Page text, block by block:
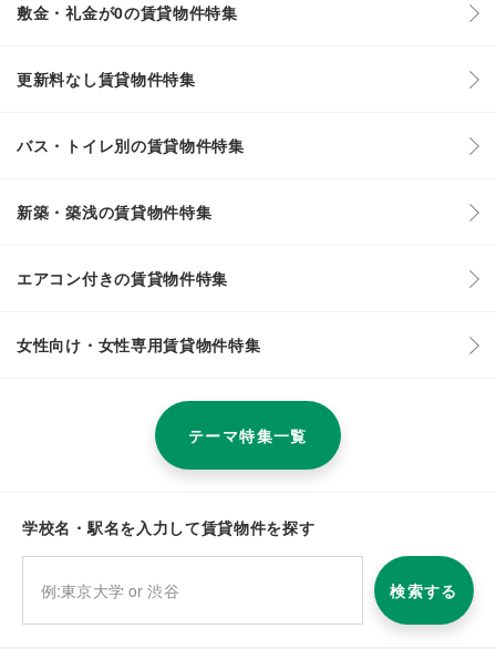
敷金・礼金が0の賃貸物件特集
更新料なし賃貸物件特集
バス・トイレ別の賃貸物件特集
新築・築浅の賃貸物件特集
エアコン付きの賃貸物件特集
女性向け・女性専用賃貸物件特集
テーマ特集一覧
学校名・駅名を入力して賃貸物件を探す
検索する